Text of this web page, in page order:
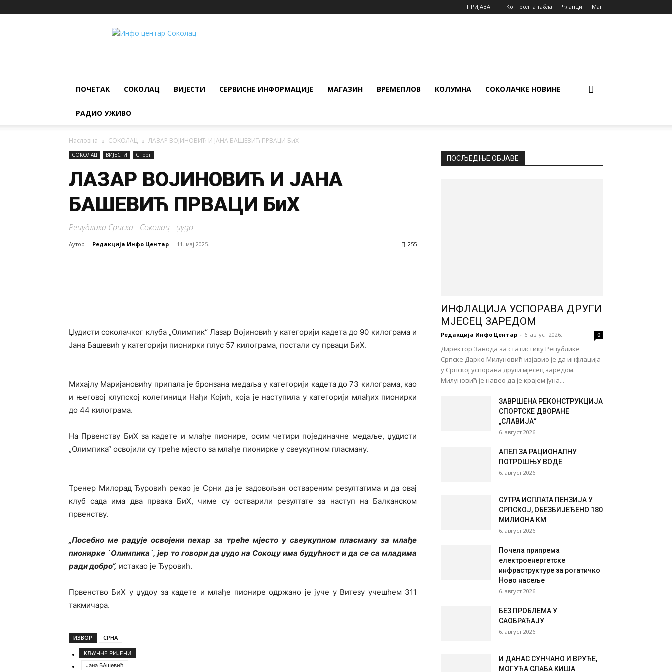
ПРИЈАВА Контролна табла Чланци Mail
ИНФО
ПОЧЕТАК СОКОЛАЦ ВИЈЕСТИ СЕРВИСНЕ ИНФОРМАЦИЈЕ МАГАЗИН ВРЕМЕПЛОВ КОЛУМНА СОКОЛАЧКЕ НОВИНЕ
РАДИО УЖИВО
Насловна СОКОЛАЦ ЛАЗАР ВОЈИНОВИЋ И ЈАНА БАШЕВИЋ ПРВАЦИ БиХ
СОКОЛАЦ ВИЈЕСТИ Спорт
ЛАЗАР ВОЈИНОВИЋ И ЈАНА
БАШЕВИЋ ПРВАЦИ БиХ
Република Српска - Соколац - џудо
Аутор | Редакција Инфо Центар - 11. мај 2025. 255
Џудисти соколачког клуба „Олимпик“ Лазар Војиновић у категорији кадета до 90 килограма и
Јана Башевић у категорији пионирки плус 57 килограма, постали су прваци БиХ.
Михајлу Маријановићу припала је бронзана медаља у категорији кадета до 73 килограма, као
и његовој клупској колегиници Нађи Којић, која је наступила у категорији млађих пионирки
до 44 килограма.
На Првенству БиХ за кадете и млађе пионире, осим четири појединачне медаље, џудисти
„Олимпика“ освојили су треће мјесто за млађе пионирке у свеукупном пласману.
Тренер Милорад Ђуровић рекао је Срни да је задовољан оствареним резултатима и да овај
клуб сада има два првака БиХ, чиме су остварили резултате за наступ на Балканском
првенству.
„Посебно ме радује освојени пехар за треће мјесто у свеукупном пласману за млађе
пионирке `Олимпика`, јер то говори да џудо на Сокоцу има будућност и да се са младима
ради добро“, истакао је Ђуровић.
Првенство БиХ у џудоу за кадете и млађе пионире одржано је јуче у Витезу учешћем 311
такмичара.
ИЗВОР СРНА
КЉУЧНЕ РИЈЕЧИ
Јана БАшевић
ПОСЉЕДЊЕ ОБЈАВЕ
ИНФЛАЦИЈА УСПОРАВА ДРУГИ
МЈЕСЕЦ ЗАРЕДОМ
Редакција Инфо Центар - 6. август 2026. 0
Директор Завода за статистику Републике
Српске Дарко Милуновић изјавио је да инфлација
у Српској успорава други мјесец заредом.
Милуновић је навео да је крајем јуна...
ЗАВРШЕНА РЕКОНСТРУКЦИЈА
СПОРТСКЕ ДВОРАНЕ
„СЛАВИЈА“
6. август 2026.
АПЕЛ ЗА РАЦИОНАЛНУ
ПОТРОШЊУ ВОДЕ
6. август 2026.
СУТРА ИСПЛАТА ПЕНЗИЈА У
СРПСКОЈ, ОБЕЗБИЈЕЂЕНО 180
МИЛИОНА КМ
6. август 2026.
Почела припрема
електроенергетске
инфраструктуре за рогатичко
Ново насеље
6. август 2026.
БЕЗ ПРОБЛЕМА У
САОБРАЋАЈУ
6. август 2026.
И ДАНАС СУНЧАНО И ВРУЋЕ,
МОГУЋА СЛАБА КИША